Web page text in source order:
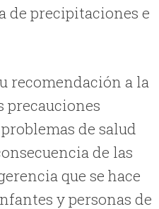
de precipitaciones e
recomendación a la
precauciones
de salud
de las
que se hace
y personas de